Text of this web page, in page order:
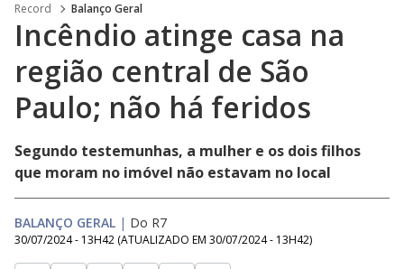
Record Balanço Geral
Incêndio atinge casa na
região central de São
Paulo; não há feridos
Segundo testemunhas, a mulher e os dois filhos
que moram no imóvel não estavam no local
BALANÇO GERAL | Do R7
30/07/2024 - 13H42 (ATUALIZADO EM 30/07/2024 - 13H42)